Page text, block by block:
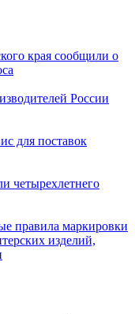
края сообщили о
России
для поставок
четырехлетнего
правила маркировки
изделий,